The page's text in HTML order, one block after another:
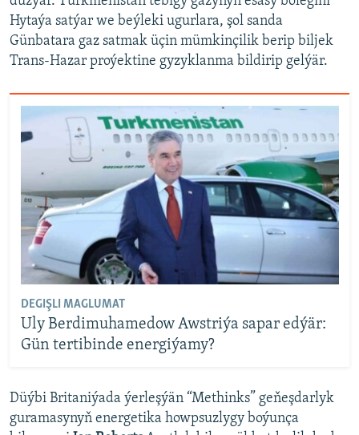
Hytaýa satýar we beýleki ugurlara, şol sanda
Günbatara gaz satmak üçin mümkinçilik berip biljek
Trans-Hazar proýektine gyzyklanma bildirip gelýär.
DEGIŞLI MAGLUMAT
Uly Berdimuhamedow Awstriýa sapar edýär:
Gün tertibinde energiýamy?
Düýbi Britaniýada ýerleşýän “Methinks” geňeşdarlyk
guramasynyň energetika howpsuzlygy boýunça